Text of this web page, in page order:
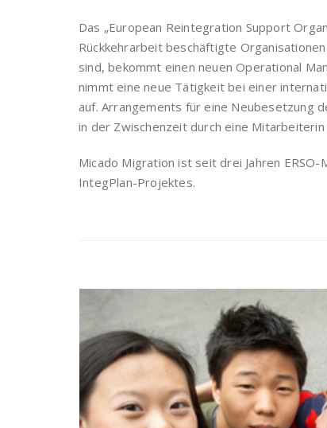
Das „European Reintegration Support
Rückkehrarbeit beschäftigte
sind, bekommt einen neuen Operational
nimmt eine neue Tätigkeit bei einer
auf. Arrangements für eine Neubesetzung
in der Zwischenzeit durch eine
Micado Migration ist seit drei Jahren
IntegPlan-Projektes.